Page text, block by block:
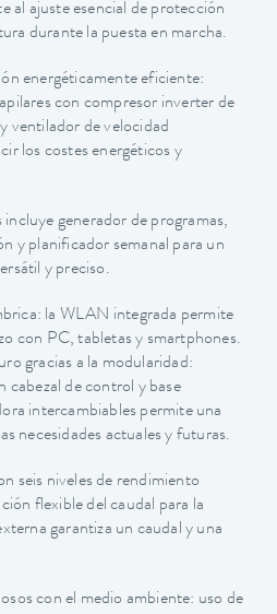
al ajuste esencial de protección
durante la puesta en marcha.
energéticamente eficiente:
con compresor inverter de
ventilador de velocidad
los costes energéticos y
incluye generador de programas,
y planificador semanal para un
y preciso.
la WLAN integrada permite
con PC, tabletas y smartphones.
gracias a la modularidad:
de control y base
intercambiables permite una
necesidades actuales y futuras.
seis niveles de rendimiento
flexible del caudal para la
garantiza un caudal y una
con el medio ambiente: uso de